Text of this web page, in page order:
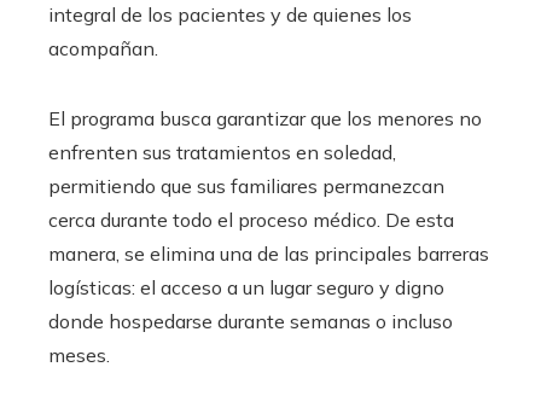
integral de los pacientes y de quienes los
acompañan.
El programa busca garantizar que los menores no
enfrenten sus tratamientos en soledad,
permitiendo que sus familiares permanezcan
cerca durante todo el proceso médico. De esta
manera, se elimina una de las principales barreras
logísticas: el acceso a un lugar seguro y digno
donde hospedarse durante semanas o incluso
meses.